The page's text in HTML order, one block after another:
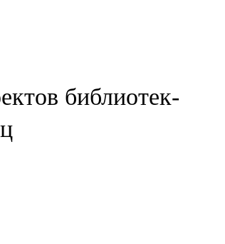
библиотек-